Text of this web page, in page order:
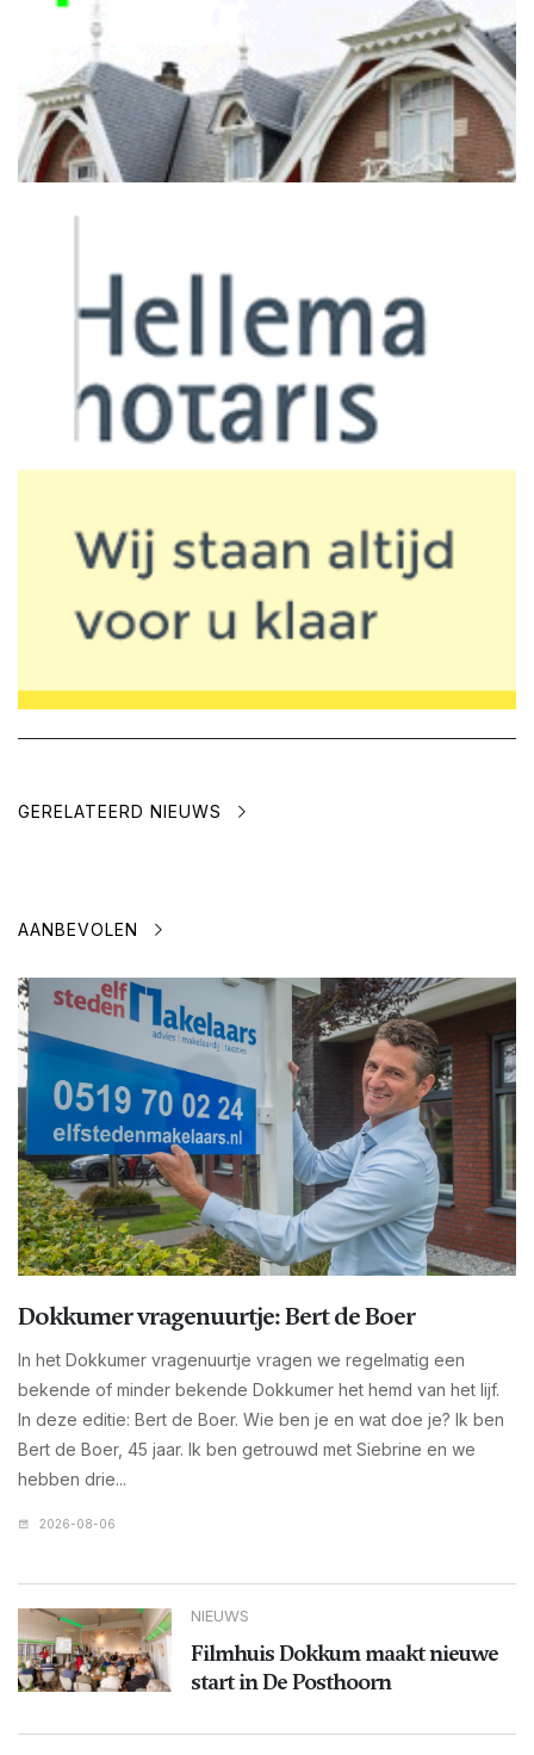
GERELATEERD NIEUWS
AANBEVOLEN
Dokkumer vragenuurtje: Bert de Boer
In het Dokkumer vragenuurtje vragen we regelmatig een
bekende of minder bekende Dokkumer het hemd van het lijf.
In deze editie: Bert de Boer. Wie ben je en wat doe je? Ik ben
Bert de Boer, 45 jaar. Ik ben getrouwd met Siebrine en we
hebben drie...
2026-08-06
NIEUWS
Filmhuis Dokkum maakt nieuwe
start in De Posthoorn